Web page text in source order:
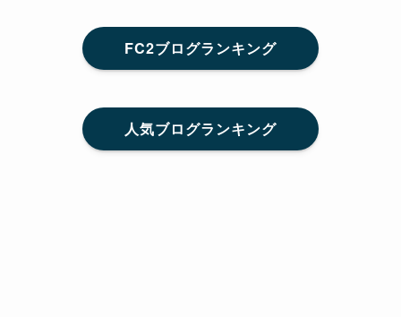
FC2ブログランキング
人気ブログランキング